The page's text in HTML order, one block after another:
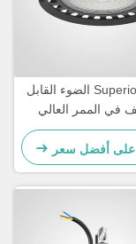
Superior DALI2 الضوء القابل
في الممر العالي
للمخزن
أفضل سعر